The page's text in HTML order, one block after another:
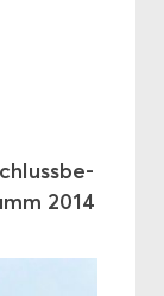
2014